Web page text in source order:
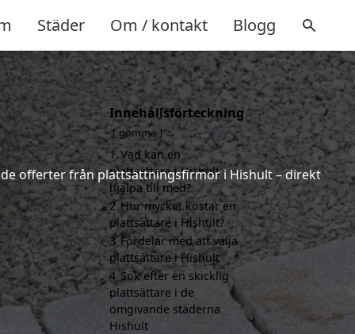
Städer Om / kontakt Blogg
offerter från plattsättningsfirmor i Hishult – direkt
Innehållsförteckning
gömma
1 Vad kan en
plattsättare i Hishult
hjälpa till med?
2 Hur mycket kostar en
plattsättare i Hishult?
3 Fördelar med att välja
plattsättare i Hishult
4 Sök efter en skicklig
plattsättare i de
omgivande städerna
Hishult